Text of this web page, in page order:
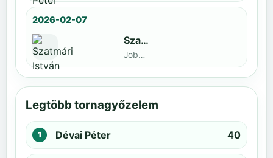
2026-02-07
Szatmári István
Jobbak · döntős: Kiss Barnabás
Legtöbb tornagyőzelem
Dévai Péter 40